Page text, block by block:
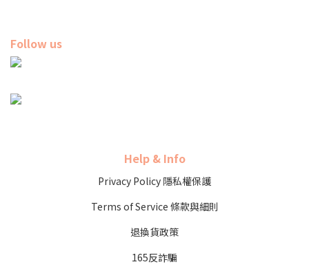
Follow us
Help & Info
Privacy Policy 隱私權保護
Terms of Service 條款與細則
退換貨政策
165反詐騙